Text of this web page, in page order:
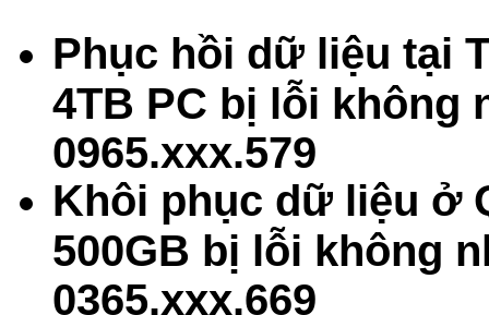
Phục hồi dữ liệu tại
4TB PC bị lỗi không
0965.xxx.579
Khôi phục dữ liệu ở
500GB bị lỗi không
0365.xxx.669